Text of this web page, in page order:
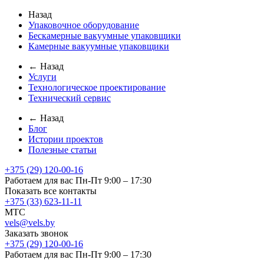
Назад
Упаковочное оборудование
Бескамерные вакуумные упаковщики
Камерные вакуумные упаковщики
← Назад
Услуги
Технологическое проектирование
Технический сервис
← Назад
Блог
Истории проектов
Полезные статьи
+375 (29) 120-00-16
Работаем для вас Пн-Пт 9:00 – 17:30
Показать все контакты
+375 (33) 623-11-11
MTC
vels@vels.by
Заказать звонок
+375 (29) 120-00-16
Работаем для вас Пн-Пт 9:00 – 17:30